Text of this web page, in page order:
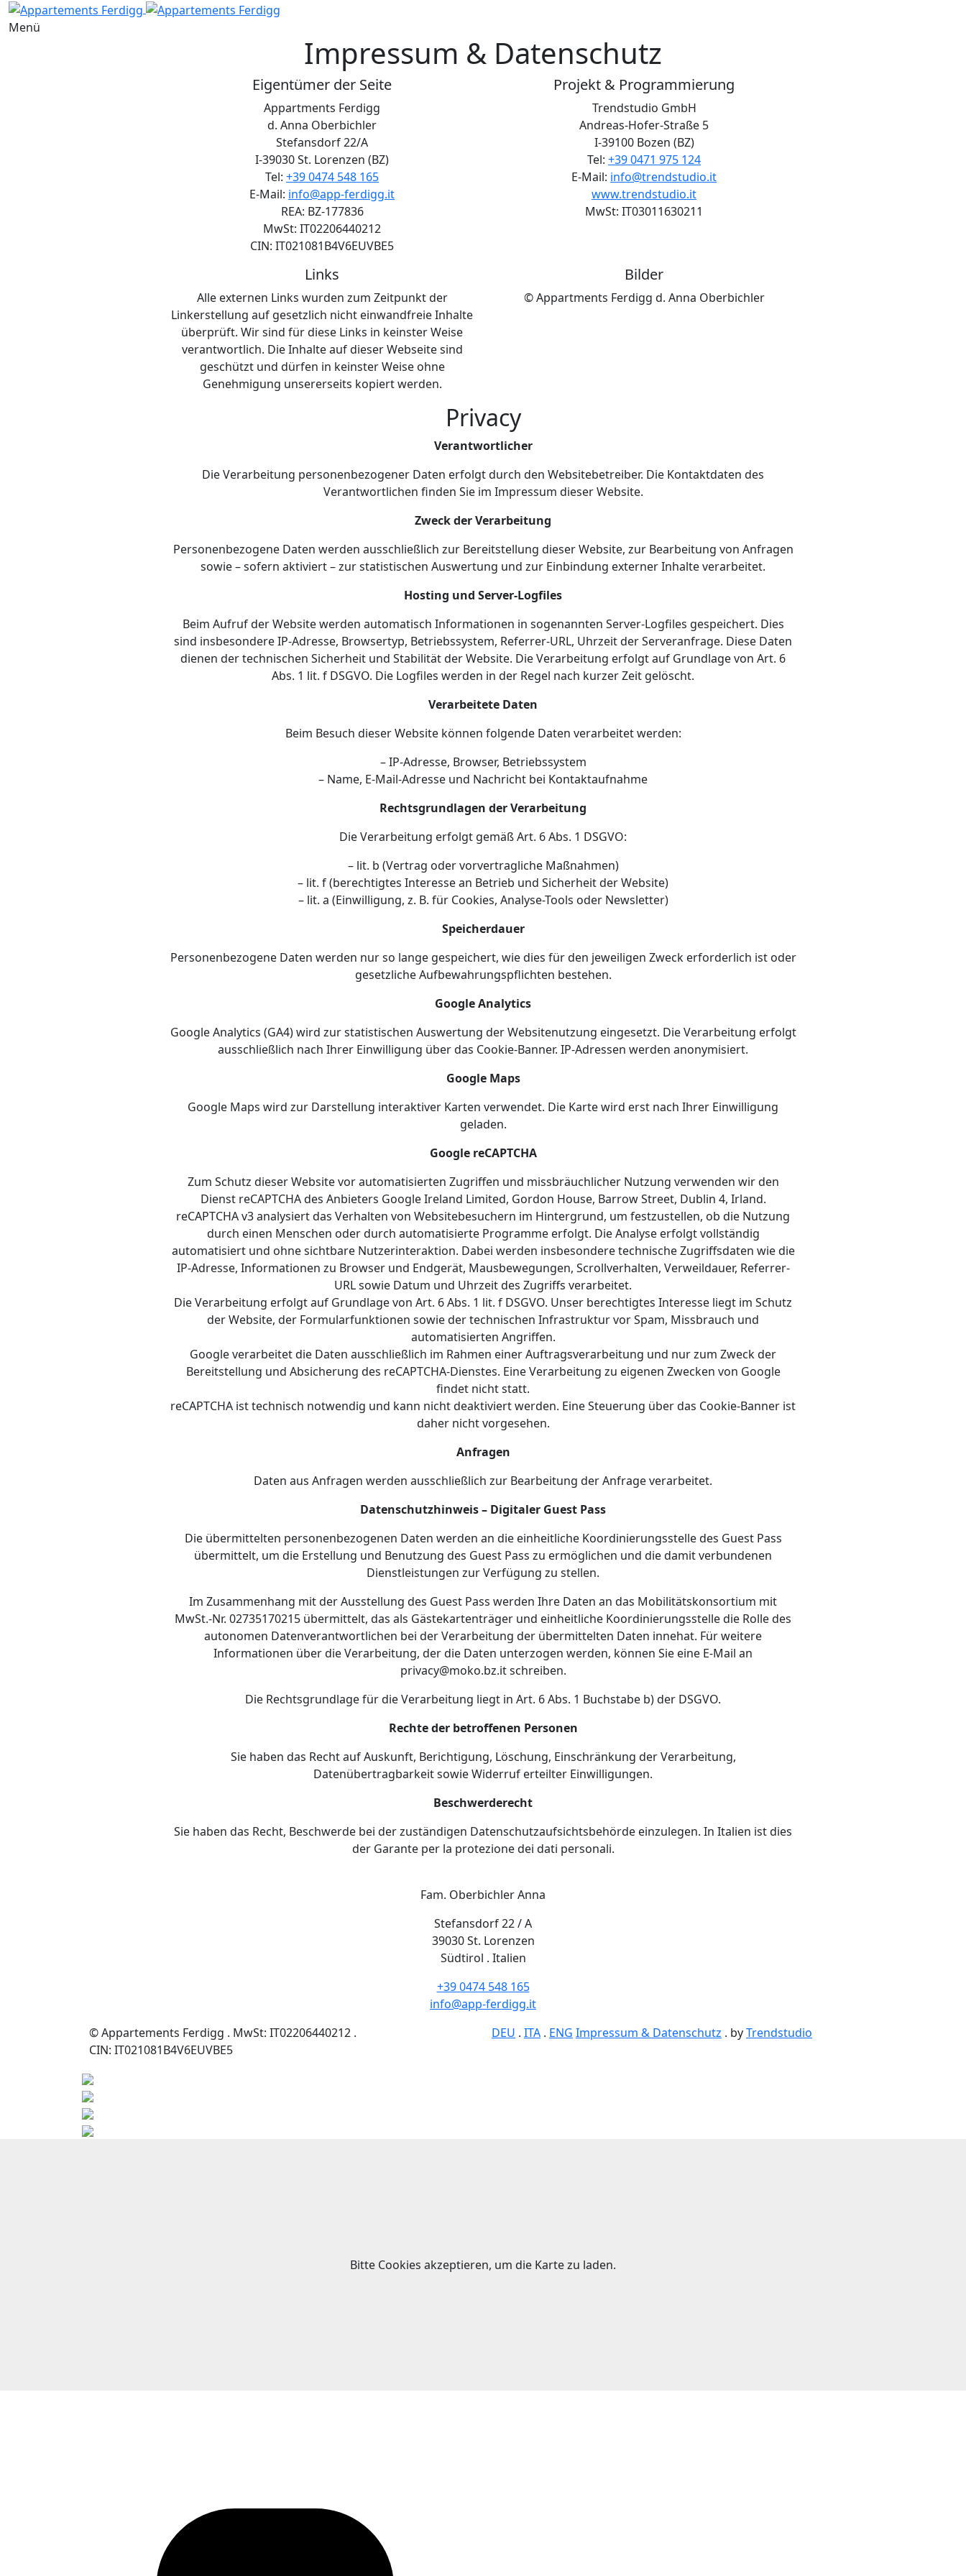
Menü
Impressum & Datenschutz
Eigentümer der Seite
Appartments Ferdigg
d. Anna Oberbichler
Stefansdorf 22/A
I-39030 St. Lorenzen (BZ)
Tel: +39 0474 548 165
E-Mail: info@app-ferdigg.it
REA: BZ-177836
MwSt: IT02206440212
CIN: IT021081B4V6EUVBE5
Projekt & Programmierung
Trendstudio GmbH
Andreas-Hofer-Straße 5
I-39100 Bozen (BZ)
Tel: +39 0471 975 124
E-Mail: info@trendstudio.it
www.trendstudio.it
MwSt: IT03011630211
Links
Alle externen Links wurden zum Zeitpunkt der
Linkerstellung auf gesetzlich nicht einwandfreie Inhalte
überprüft. Wir sind für diese Links in keinster Weise
verantwortlich. Die Inhalte auf dieser Webseite sind
geschützt und dürfen in keinster Weise ohne
Genehmigung unsererseits kopiert werden.
Bilder
© Appartments Ferdigg d. Anna Oberbichler
Privacy
Verantwortlicher
Die Verarbeitung personenbezogener Daten erfolgt durch den Websitebetreiber. Die Kontaktdaten des
Verantwortlichen finden Sie im Impressum dieser Website.
Zweck der Verarbeitung
Personenbezogene Daten werden ausschließlich zur Bereitstellung dieser Website, zur Bearbeitung von Anfragen
sowie – sofern aktiviert – zur statistischen Auswertung und zur Einbindung externer Inhalte verarbeitet.
Hosting und Server-Logfiles
Beim Aufruf der Website werden automatisch Informationen in sogenannten Server-Logfiles gespeichert. Dies
sind insbesondere IP-Adresse, Browsertyp, Betriebssystem, Referrer-URL, Uhrzeit der Serveranfrage. Diese Daten
dienen der technischen Sicherheit und Stabilität der Website. Die Verarbeitung erfolgt auf Grundlage von Art. 6
Abs. 1 lit. f DSGVO. Die Logfiles werden in der Regel nach kurzer Zeit gelöscht.
Verarbeitete Daten
Beim Besuch dieser Website können folgende Daten verarbeitet werden:
– IP-Adresse, Browser, Betriebssystem
– Name, E-Mail-Adresse und Nachricht bei Kontaktaufnahme
Rechtsgrundlagen der Verarbeitung
Die Verarbeitung erfolgt gemäß Art. 6 Abs. 1 DSGVO:
– lit. b (Vertrag oder vorvertragliche Maßnahmen)
– lit. f (berechtigtes Interesse an Betrieb und Sicherheit der Website)
– lit. a (Einwilligung, z. B. für Cookies, Analyse-Tools oder Newsletter)
Speicherdauer
Personenbezogene Daten werden nur so lange gespeichert, wie dies für den jeweiligen Zweck erforderlich ist oder
gesetzliche Aufbewahrungspflichten bestehen.
Google Analytics
Google Analytics (GA4) wird zur statistischen Auswertung der Websitenutzung eingesetzt. Die Verarbeitung erfolgt
ausschließlich nach Ihrer Einwilligung über das Cookie-Banner. IP-Adressen werden anonymisiert.
Google Maps
Google Maps wird zur Darstellung interaktiver Karten verwendet. Die Karte wird erst nach Ihrer Einwilligung
geladen.
Google reCAPTCHA
Zum Schutz dieser Website vor automatisierten Zugriffen und missbräuchlicher Nutzung verwenden wir den
Dienst reCAPTCHA des Anbieters Google Ireland Limited, Gordon House, Barrow Street, Dublin 4, Irland.
reCAPTCHA v3 analysiert das Verhalten von Websitebesuchern im Hintergrund, um festzustellen, ob die Nutzung
durch einen Menschen oder durch automatisierte Programme erfolgt. Die Analyse erfolgt vollständig
automatisiert und ohne sichtbare Nutzerinteraktion. Dabei werden insbesondere technische Zugriffsdaten wie die
IP-Adresse, Informationen zu Browser und Endgerät, Mausbewegungen, Scrollverhalten, Verweildauer, Referrer-
URL sowie Datum und Uhrzeit des Zugriffs verarbeitet.
Die Verarbeitung erfolgt auf Grundlage von Art. 6 Abs. 1 lit. f DSGVO. Unser berechtigtes Interesse liegt im Schutz
der Website, der Formularfunktionen sowie der technischen Infrastruktur vor Spam, Missbrauch und
automatisierten Angriffen.
Google verarbeitet die Daten ausschließlich im Rahmen einer Auftragsverarbeitung und nur zum Zweck der
Bereitstellung und Absicherung des reCAPTCHA-Dienstes. Eine Verarbeitung zu eigenen Zwecken von Google
findet nicht statt.
reCAPTCHA ist technisch notwendig und kann nicht deaktiviert werden. Eine Steuerung über das Cookie-Banner ist
daher nicht vorgesehen.
Anfragen
Daten aus Anfragen werden ausschließlich zur Bearbeitung der Anfrage verarbeitet.
Datenschutzhinweis – Digitaler Guest Pass
Die übermittelten personenbezogenen Daten werden an die einheitliche Koordinierungsstelle des Guest Pass
übermittelt, um die Erstellung und Benutzung des Guest Pass zu ermöglichen und die damit verbundenen
Dienstleistungen zur Verfügung zu stellen.
Im Zusammenhang mit der Ausstellung des Guest Pass werden Ihre Daten an das Mobilitätskonsortium mit
MwSt.-Nr. 02735170215 übermittelt, das als Gästekartenträger und einheitliche Koordinierungsstelle die Rolle des
autonomen Datenverantwortlichen bei der Verarbeitung der übermittelten Daten innehat. Für weitere
Informationen über die Verarbeitung, der die Daten unterzogen werden, können Sie eine E-Mail an
privacy@moko.bz.it schreiben.
Die Rechtsgrundlage für die Verarbeitung liegt in Art. 6 Abs. 1 Buchstabe b) der DSGVO.
Rechte der betroffenen Personen
Sie haben das Recht auf Auskunft, Berichtigung, Löschung, Einschränkung der Verarbeitung,
Datenübertragbarkeit sowie Widerruf erteilter Einwilligungen.
Beschwerderecht
Sie haben das Recht, Beschwerde bei der zuständigen Datenschutzaufsichtsbehörde einzulegen. In Italien ist dies
der Garante per la protezione dei dati personali.
Fam. Oberbichler Anna
Stefansdorf 22 / A
39030 St. Lorenzen
Südtirol . Italien
+39 0474 548 165
info@app-ferdigg.it
© Appartements Ferdigg . MwSt: IT02206440212 .
CIN: IT021081B4V6EUVBE5
DEU . ITA . ENG Impressum & Datenschutz . byTrendstudio
Bitte Cookies akzeptieren, um die Karte zu laden.